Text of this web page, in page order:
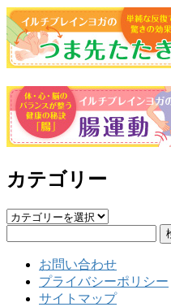
カテゴリー
カ
お問い合わせ
プライバシーポリシー
サイトマップ